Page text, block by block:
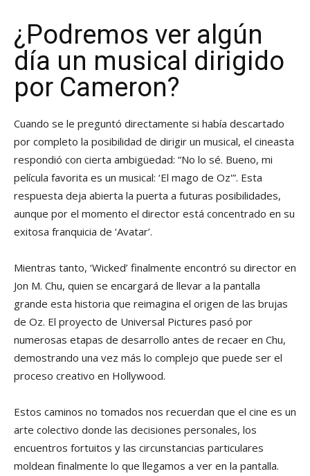
¿Podremos ver algún
día un musical dirigido
por Cameron?
Cuando se le preguntó directamente si había descartado
por completo la posibilidad de dirigir un musical, el cineasta
respondió con cierta ambigüedad: “No lo sé. Bueno, mi
película favorita es un musical: ‘El mago de Oz'”. Esta
respuesta deja abierta la puerta a futuras posibilidades,
aunque por el momento el director está concentrado en su
exitosa franquicia de ‘Avatar’.
Mientras tanto, ‘Wicked’ finalmente encontró su director en
Jon M. Chu, quien se encargará de llevar a la pantalla
grande esta historia que reimagina el origen de las brujas
de Oz. El proyecto de Universal Pictures pasó por
numerosas etapas de desarrollo antes de recaer en Chu,
demostrando una vez más lo complejo que puede ser el
proceso creativo en Hollywood.
Estos caminos no tomados nos recuerdan que el cine es un
arte colectivo donde las decisiones personales, los
encuentros fortuitos y las circunstancias particulares
moldean finalmente lo que llegamos a ver en la pantalla.